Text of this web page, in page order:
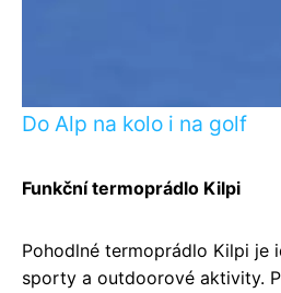
Do Alp na kolo i na golf
Funkční termoprádlo Kilpi
Pohodlné termoprádlo Kilpi je
sporty a outdoorové aktivity.